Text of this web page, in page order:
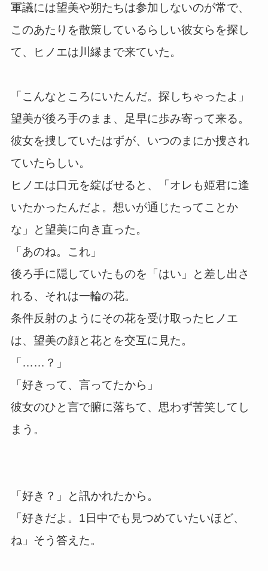
軍議には望美や朔たちは参加しないのが常で、
このあたりを散策しているらしい彼女らを探し
て、ヒノエは川縁まで来ていた。
「こんなところにいたんだ。探しちゃったよ」
望美が後ろ手のまま、足早に歩み寄って来る。
彼女を捜していたはずが、いつのまにか捜され
ていたらしい。
ヒノエは口元を綻ばせると、「オレも姫君に逢
いたかったんだよ。想いが通じたってことか
な」と望美に向き直った。
「あのね。これ」
後ろ手に隠していたものを「はい」と差し出さ
れる、それは一輪の花。
条件反射のようにその花を受け取ったヒノエ
は、望美の顔と花とを交互に見た。
「……？」
「好きって、言ってたから」
彼女のひと言で腑に落ちて、思わず苦笑してし
まう。
「好き？」と訊かれたから。
「好きだよ。1日中でも見つめていたいほど、
ね」そう答えた。